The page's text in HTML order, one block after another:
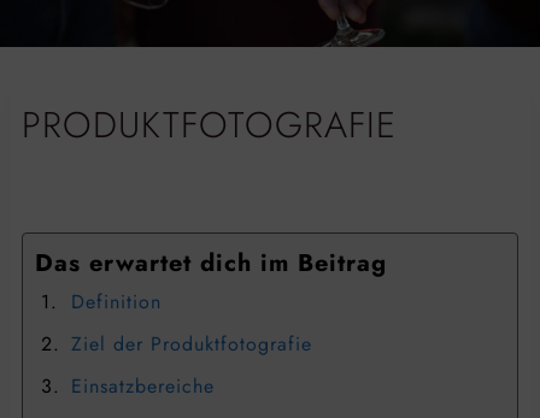
PRODUKTFOTOGRAFIE
Das erwartet dich im Beitrag
Definition
Ziel der Produktfotografie
Einsatzbereiche